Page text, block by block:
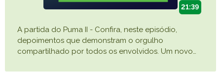
21:39
A partida do Puma II - Confira, neste episódio,
depoimentos que demonstram o orgulho
compartilhado por todos os envolvidos. Um novo…